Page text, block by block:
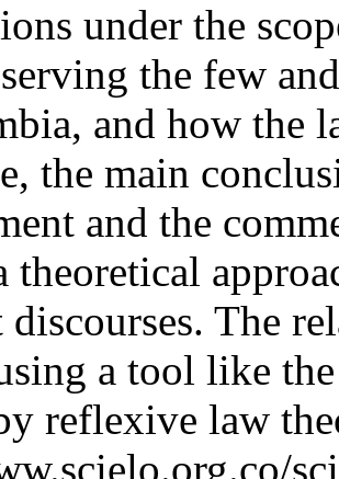
under the
the few
and how the
the main
and the
theoretical
The
a tool like
reflexive law